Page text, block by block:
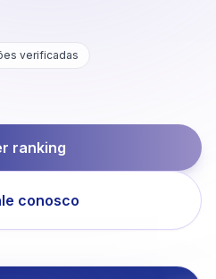
verificadas
ranking
conosco